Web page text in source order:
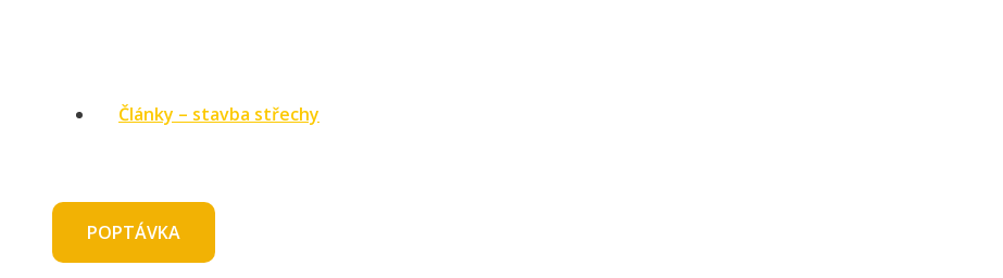
Články – stavba střechy
POPTÁVKA